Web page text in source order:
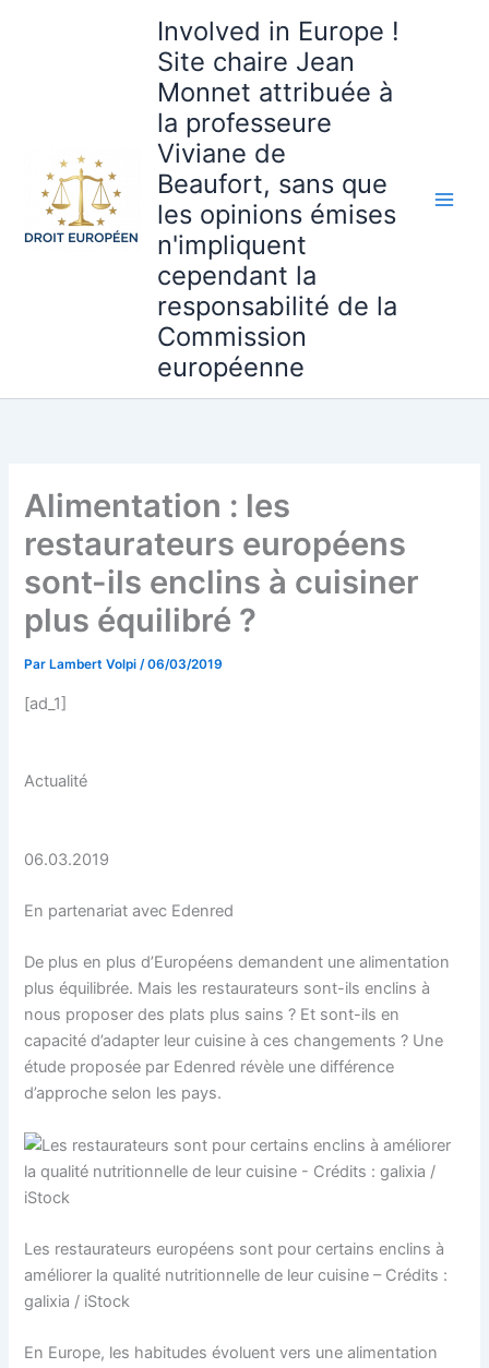
Involved in Europe !
Site chaire Jean
Monnet attribuée à
la professeure
Viviane de
Beaufort, sans que
les opinions émises
n'impliquent
cependant la
responsabilité de la
Commission
européenne
Alimentation : les
restaurateurs européens
sont-ils enclins à cuisiner
plus équilibré ?
Par Lambert Volpi/06/03/2019
[ad_1]
Actualité
06.03.2019
En partenariat avec Edenred
De plus en plus d’Européens demandent une alimentation
plus équilibrée. Mais les restaurateurs sont-ils enclins à
nous proposer des plats plus sains ? Et sont-ils en
capacité d’adapter leur cuisine à ces changements ? Une
étude proposée par Edenred révèle une différence
d’approche selon les pays.
Les restaurateurs européens sont pour certains enclins à
améliorer la qualité nutritionnelle de leur cuisine – Crédits :
galixia / iStock
En Europe, les habitudes évoluent vers une alimentation